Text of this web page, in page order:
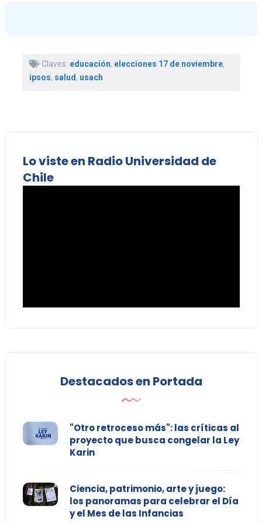
Claves: educación, elecciones 17 de noviembre,
ipsos, salud, usach
Lo viste en Radio Universidad de
Chile
Destacados en Portada
"Otro retroceso más": las críticas al
proyecto que busca congelar la Ley
Karin
Ciencia, patrimonio, arte y juego:
los panoramas para celebrar el Día
y el Mes de las Infancias